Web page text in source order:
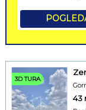
3D TURA
43